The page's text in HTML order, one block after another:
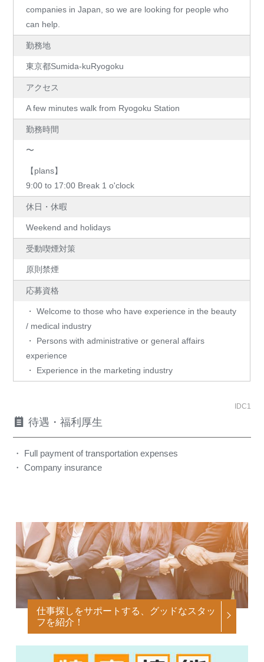
companies in Japan, so we are looking for people who
can help.
勤務地
東京都Sumida-kuRyogoku
アクセス
A few minutes walk from Ryogoku Station
勤務時間
〜
【plans】
9:00 to 17:00 Break 1 o'clock
休日・休暇
Weekend and holidays
受動喫煙対策
原則禁煙
応募資格
・ Welcome to those who have experience in the beauty
/ medical industry
・ Persons with administrative or general affairs
experience
・ Experience in the marketing industry
IDC1
待遇・福利厚生
・ Full payment of transportation expenses
・ Company insurance
仕事探しをサポートする、グッドなスタッ
フを紹介！